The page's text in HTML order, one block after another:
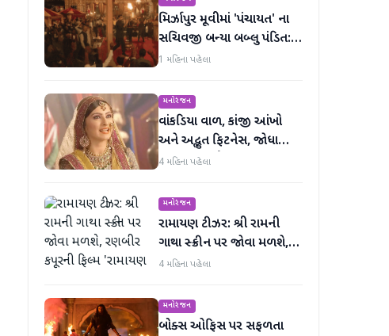
મિર્ઝાપુર મૂવીમાં 'પંચાયત' ના
સચિવજી બન્યા બબ્લુ પંડિત:
રવિ કિશનની ધમાકેદાર એન્ટ્રી
1 મહિના પહેલા
મનોરંજન
વાંકડિયા વાળ, કાંજી આંખો
અને અદ્ભુત ફિટનેસ, જોધા
અકબરની રુકૈયા બેગમ 13
4 મહિના પહેલા
મનોરંજન
રામાયણ ટીઝર: શ્રી રામની
ગાથા સ્ક્રીન પર જોવા મળશે,
રણબીર કપૂરની ફિલ્મ
અદભૂત છે
4 મહિના પહેલા
મનોરંજન
બોક્સ ઓફિસ પર સફળતા